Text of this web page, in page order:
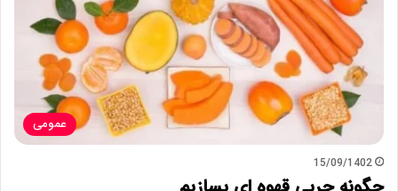
عمومی
15/09/1402